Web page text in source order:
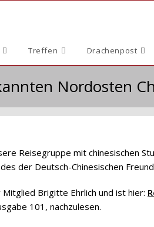
Treffen Drachenpost
Nordosten
Reisegruppe mit chinesischen
der Deutsch-Chinesischen
Brigitte Ehrlich und ist hier:
101, nachzulesen.